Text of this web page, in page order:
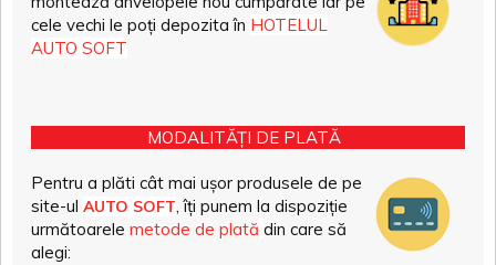
cele vechi le poți depozita în HOTELUL
AUTO SOFT
MODALITĂȚI DE PLATĂ
Pentru a plăti cât mai ușor produsele de pe
site-ul AUTO SOFT, îți punem la dispoziție
următoarele metode de plată din care să
alegi: